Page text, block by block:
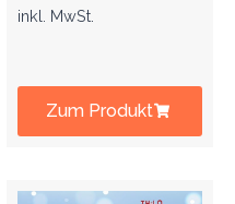
inkl. MwSt.
Zum Produkt